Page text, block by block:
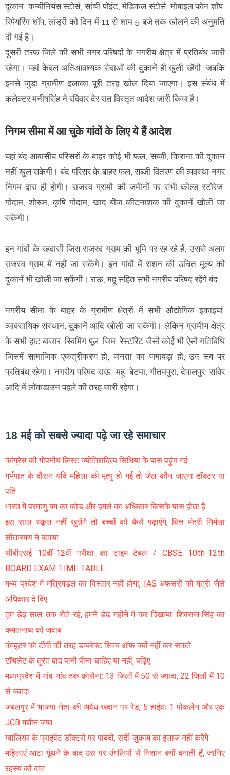
दुकान, कन्वीनियंस स्टोर्स, सांची पॉइंट, मेडिकल स्टोर्स, मोबाइल फोन शॉप,
रिपेयरिंग शॉप, लांड्री को दिन में 11 से शाम 5 बजे तक खोलने की अनुमति
दी गई है।
दूसरी तरफ जिले की सभी नगर परिषदों के नगरीय क्षेत्र में प्रतिबंध जारी
रहेगा। यहां केवल अतिआवश्यक सेवाओं की दुकानें ही खुली रहेंगी, जबकि
इनसे जुड़ा ग्रामीण इलाका पूरी तरह खोल दिया जाएगा। इस संबंध में
कलेक्टर मनीषसिंह ने रविवार देर रात विस्तृत आदेश जारी किया है।
निगम सीमा में आ चुके गांवों के लिए ये हैं आदेश
यहां बंद आवासीय परिसरों के बाहर कोई भी फल, सब्जी, किराना की दुकान
नहीं खुल सकेगी। बंद परिसर के बाहर फल, सब्जी वितरण की व्यवस्था नगर
निगम द्वारा ही होगी। राजस्व ग्रामों की जमीनों पर सभी कोल्ड स्टोरेज,
गोदाम, शोरूम, कृषि गोदाम, खाद-बीज-कीटनाशक की दुकानें खोली जा
सकेंगी।
इन गांवों के रहवासी जिस राजस्व ग्राम की भूमि पर रह रहे हैं, उससे अलग
राजस्व ग्राम में नहीं जा सकेंगे। इन गांवों में राशन की उचित मूल्य की
दुकानें भी खोली जा सकेंगी। राऊ, महू सहित सभी नगरीय परिषद रहेंगे बंद
नगरीय सीमा के बाहर के ग्रामीण क्षेत्रों में सभी औद्योगिक इकाइयां,
व्यावसायिक संस्थान, दुकानें आदि खोली जा सकेंगी। लेकिन ग्रामीण क्षेत्र
के सभी हाट बाजार, स्विमिंग पूल, जिम, रेस्टॉरेंट जैसी कोई भी ऐसी गतिविधि
जिसमें सामाजिक एकत्रीकरण हो, जनता का जमावड़ा हो, उन सब पर
प्रतिबंध रहेगा। नगरीय परिषद राऊ, महू, बेटमा, गौतमपुरा, देपालपुर, सांवेर
आदि में लॉकडाउन पहले की तरह जारी रहेगा।
18 मई को सबसे ज्यादा पढ़े जा रहे समाचार
कांग्रेस की गोपनीय लिस्ट ज्योतिरादित्य सिंधिया के पास पहुंच गई
गर्भपात के दौरान यदि महिला की मृत्यु हो गई तो जेल कौन जाएगा डॉक्टर या
पति
भारत में परमाणु बम का कोड और हमले का अधिकार किसके पास होता है
इस साल स्कूल नहीं खुलेंगे तो बच्चों को कैसे पढ़ाएंगे, वित्त मंत्री निर्मला
सीतारमण ने बताया
सीबीएसई 10वीं-12वीं परीक्षा का टाइम टेबल / CBSE 10th-12th
BOARD EXAM TIME TABLE
मध्य प्रदेश में मंत्रिमंडल का विस्तार नहीं होगा, IAS अफसरों को मंत्री जैसे
अधिकार दे दिए
तुम डेढ़ साल तक रोते रहे, हमने डेढ महीने में कर दिखाया: शिवराज सिंह का
कमलनाथ को जवाब
कंप्यूटर को टीवी की तरह डायरेक्ट स्विच ऑफ क्यों नहीं कर सकते
टॉयलेट के तुरंत बाद पानी पीना चाहिए या नहीं, पढ़िए
मध्यप्रदेश में गांव-गांव तक कोरोना: 13 जिलों में 50 से ज्यादा, 22 जिलों में 10
से ज्यादा
जबलपुर में भाजपा नेता की अवैध खदान पर रेड, 5 हाईवा 1 पोकलेन और एक
JCB मशीन जप्त
ग्वालियर के प्राइवेट डॉक्टरों पर पाबंदी, सर्दी-जुकाम का इलाज नहीं करेंगे
महिलाएं आटा गूंथने के बाद उस पर उंगलियों से निशान क्यों बनाती हैं, जानिए
रहस्य की बात